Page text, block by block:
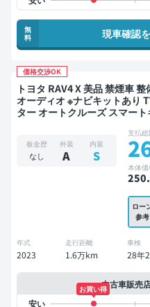
無
料
現車確認
価格交渉OK
トヨタ RAV4 X 美品 禁煙車 整備記録簿あり ディスプレイ
オーディオ ※ナビキットあり
ター オートクルーズ スマー
板金歴
なし
外装
A
内装
S
支払
本体
250
ロー
参考
年式
2023
走行距離
1.6万km
車検
28年
中古車販売
お買い得